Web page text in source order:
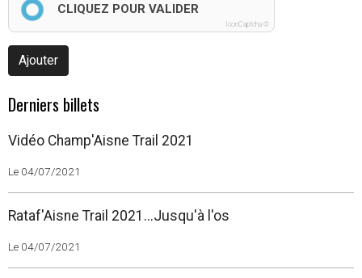
CLIQUEZ POUR VALIDER
IconCaptcha ©
Ajouter
Derniers billets
Vidéo Champ'Aisne Trail 2021
Le 04/07/2021
Rataf'Aisne Trail 2021...Jusqu'à l'os
Le 04/07/2021